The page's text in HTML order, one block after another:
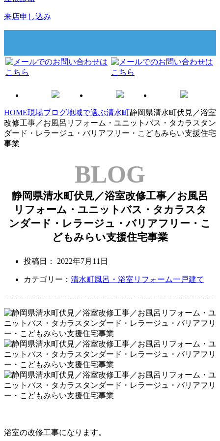
来店申し込み
HOME現場ブログ地域で選ぶ清水町静岡県清水町伏見／浴室
改修工事／お風呂リフォーム・ユニットバス・タカラスタン
ダード・レラージュ・バリアフリー・こどもみらい支援住宅
事業
BLOG
静岡県清水町伏見／浴室改修工事／お風呂
リフォーム・ユニットバス・タカラスタ
ンダード・レラージュ・バリアフリー・こ
どもみらい支援住宅事業
投稿日： 2022年7月11日
カテゴリー： 清水町風呂・浴室リフォーム一戸建て
浴室の改修工事になります。